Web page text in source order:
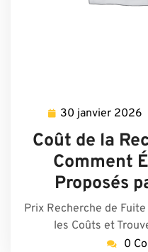
30 janvier 2026
Coût de la
Comment
Proposés
Prix Recherche de
les Coûts et
0